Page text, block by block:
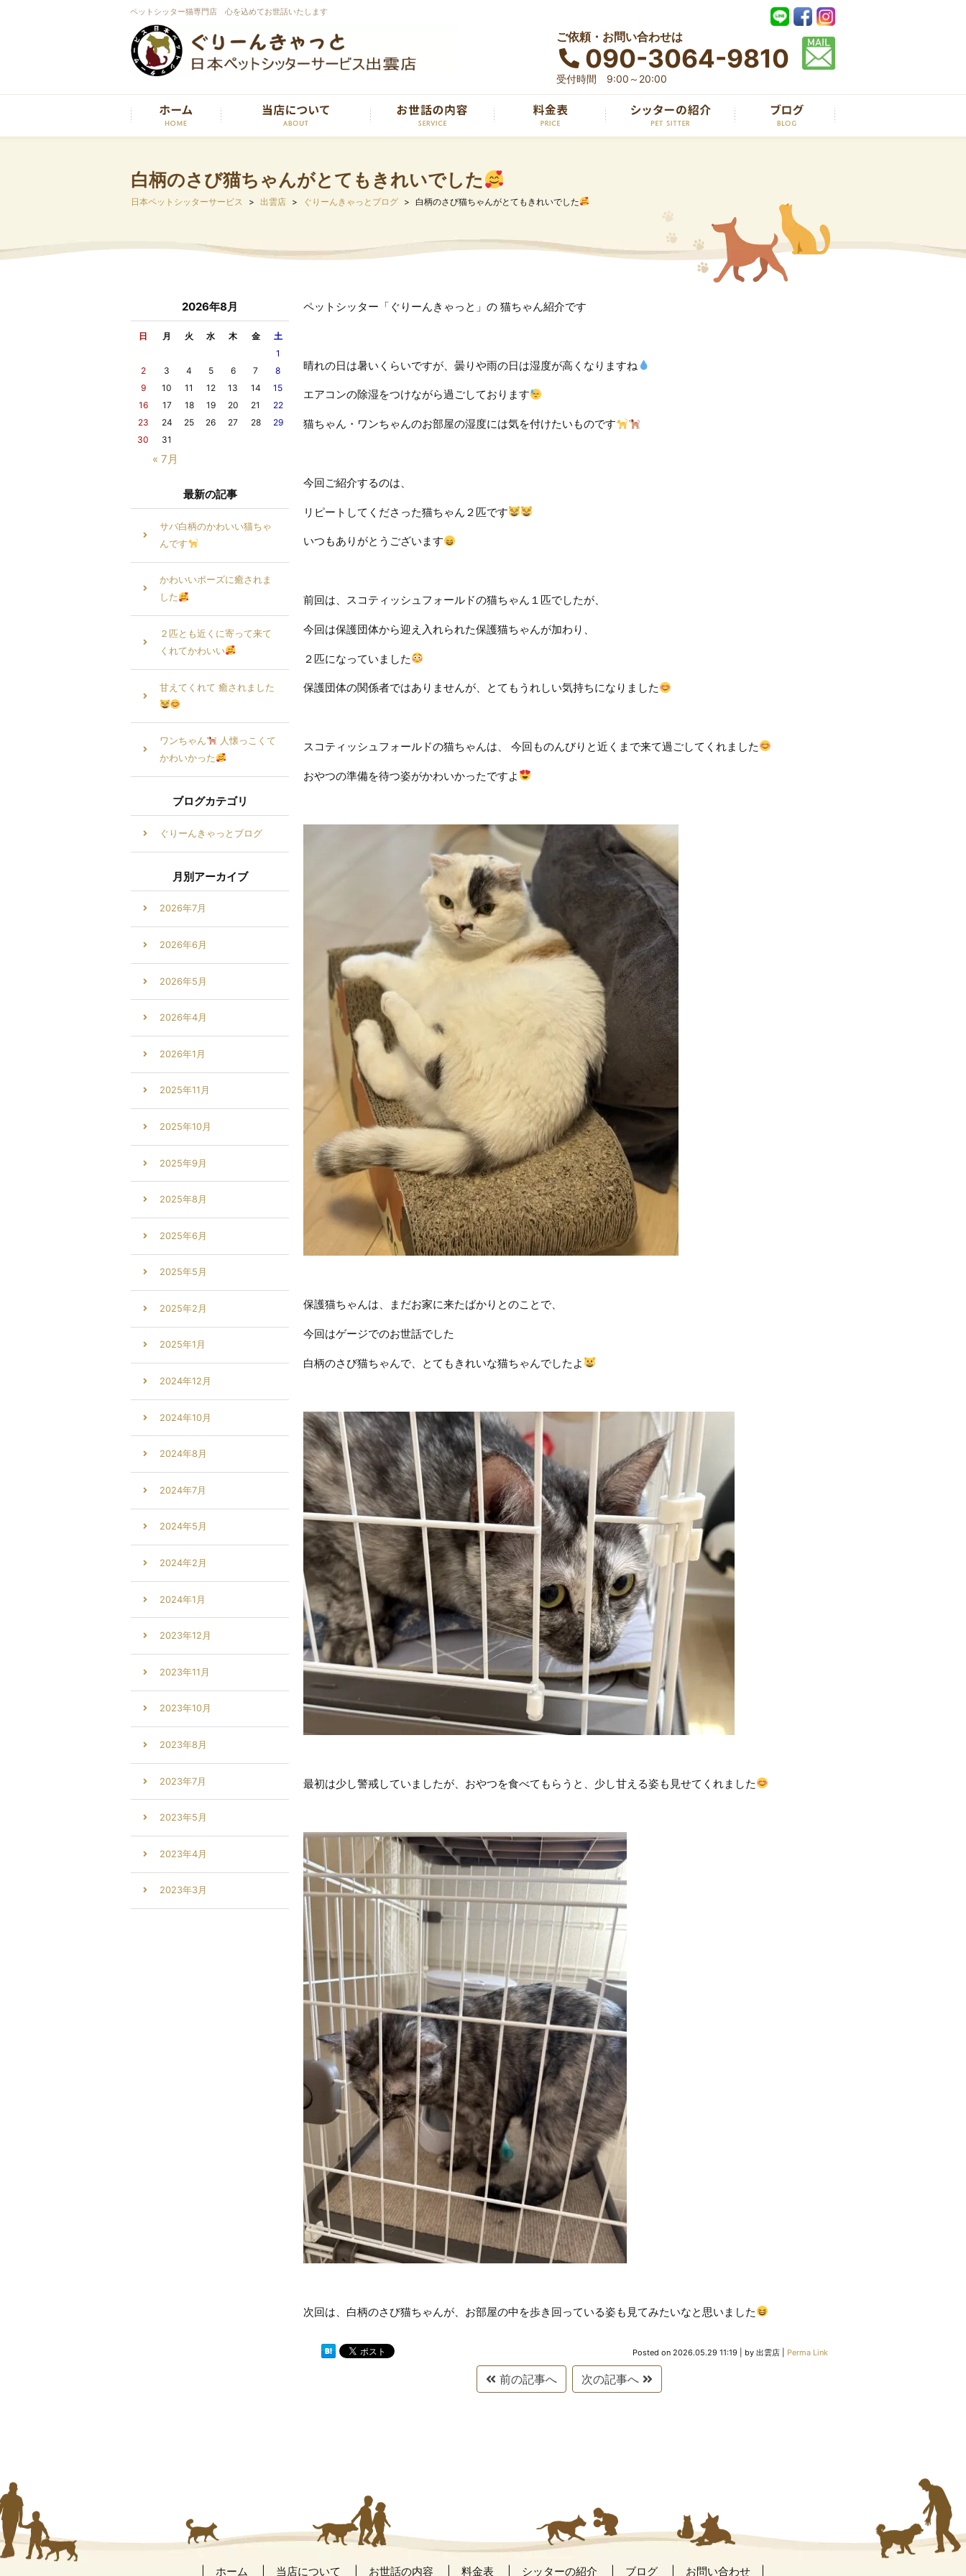
ペットシッター猫専門店 心を込めてお世話いたします
ご依頼・お問い合わせは
090-3064-9810
受付時間 9:00～20:00
白柄のさび猫ちゃんがとてもきれいでした
日本ペットシッターサービス 出雲店 ぐりーんきゃっとブログ 白柄のさび猫ちゃんがとてもきれいでした
ペットシッター「ぐりーんきゃっと」の 猫ちゃん紹介です
晴れの日は暑いくらいですが、曇りや雨の日は湿度が高くなりますね
エアコンの除湿をつけながら過ごしております
猫ちゃん・ワンちゃんのお部屋の湿度には気を付けたいものです
今回ご紹介するのは、
リピートしてくださった猫ちゃん２匹です
いつもありがとうございます
前回は、スコティッシュフォールドの猫ちゃん１匹でしたが、
今回は保護団体から迎え入れられた保護猫ちゃんが加わり、
２匹になっていました
保護団体の関係者ではありませんが、とてもうれしい気持ちになりました
スコティッシュフォールドの猫ちゃんは、 今回ものんびりと近くまで来て過ごしてくれました
おやつの準備を待つ姿がかわいかったですよ
保護猫ちゃんは、まだお家に来たばかりとのことで、
今回はゲージでのお世話でした
白柄のさび猫ちゃんで、とてもきれいな猫ちゃんでしたよ
最初は少し警戒していましたが、おやつを食べてもらうと、少し甘える姿も見せてくれました
次回は、白柄のさび猫ちゃんが、お部屋の中を歩き回っている姿も見てみたいなと思いました
Posted on 2026.05.29 11:19 by 出雲店 Perma Link
前の記事へ 次の記事へ
2026年8月
日 月 火 水 木 金 土
« 7月
1
2
3 4 5 6 7
8
9
10 11 12 13 14
15
16
17 18 19 20 21
22
23
24 25 26 27 28
29
30
31
最新の記事
サバ白柄のかわいい猫ちゃ
んです
かわいいポーズに癒されま
した
２匹とも近くに寄って来て
くれてかわいい
甘えてくれて 癒されました
ワンちゃん
人懐っこくて
かわいかった
ブログカテゴリ
ぐりーんきゃっとブログ
月別アーカイブ
2026年7月
2026年6月
2026年5月
2026年4月
2026年1月
2025年11月
2025年10月
2025年9月
2025年8月
2025年6月
2025年5月
2025年2月
2025年1月
2024年12月
2024年10月
2024年8月
2024年7月
2024年5月
2024年2月
2024年1月
2023年12月
2023年11月
2023年10月
2023年8月
2023年7月
2023年5月
2023年4月
2023年3月
ホーム 当店について お世話の内容 料金表 シッターの紹介 ブログ お問い合わせ